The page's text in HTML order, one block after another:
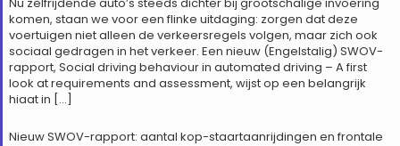
komen, staan we voor een flinke uitdaging: zorgen dat deze
voertuigen niet alleen de verkeersregels volgen, maar zich ook
sociaal gedragen in het verkeer. Een nieuw (Engelstalig) SWOV-
rapport, Social driving behaviour in automated driving – A first
look at requirements and assessment, wijst op een belangrijk
hiaat in […]
Nieuw SWOV-rapport: aantal kop-staartaanrijdingen en frontale